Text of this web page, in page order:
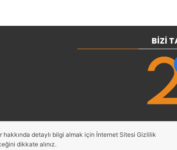
BIZI
detaylı bilgi almak için İnternet Sitesi Gizlilik
dikkate alınız.